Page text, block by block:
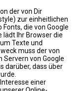
der von Dir
zur einheitlichen
die von Google
Ihr Browser die
Texte und
muss der von
Servern von Google
darüber, dass über
einer